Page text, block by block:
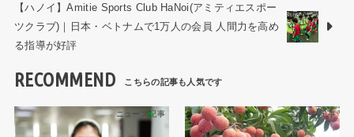
【ハノイ】Amitie Sports Club HaNoi(アミティエスポー
ツクラブ)｜日本・ベトナムで1万人の会員 人間力を高め
る指導が好評
RECOMMEND
ニュース記事 ニュース記事